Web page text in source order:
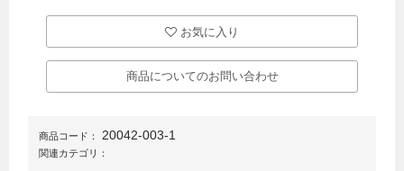
お気に入り
商品についてのお問い合わせ
商品コード： 20042-003-1
関連カテゴリ：